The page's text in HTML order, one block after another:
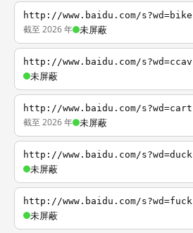
http://www.baidu.com/s?wd=bike
截至 2026 年 未屏蔽
http://www.baidu.com/s?wd=ccav
未屏蔽
http://www.baidu.com/s?wd=cart
截至 2026 年 未屏蔽
http://www.baidu.com/s?wd=duck
未屏蔽
http://www.baidu.com/s?wd=fuck
未屏蔽